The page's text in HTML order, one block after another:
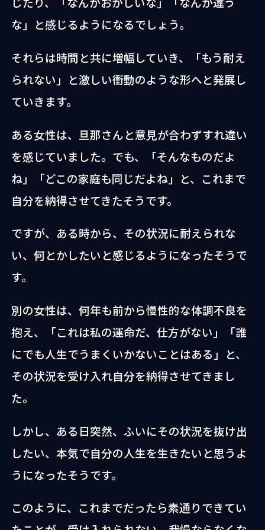
な」と感じるようになるでしょう。
それらは時間と共に増幅していき、「もう耐え
られない」と激しい衝動のような形へと発展し
ていきます。
ある女性は、旦那さんと意見が合わずすれ違い
を感じていました。でも、「そんなものだよ
ね」「どこの家庭も同じだよね」と、これまで
自分を納得させてきたそうです。
ですが、ある時から、その状況に耐えられな
い、何とかしたいと感じるようになったそうで
す。
別の女性は、何年も前から慢性的な体調不良を
抱え、「これは私の運命だ、仕方がない」「誰
にでも人生でうまくいかないことはある」と、
その状況を受け入れ自分を納得させてきまし
た。
しかし、ある日突然、ふいにその状況を抜け出
したい、本気で自分の人生を生きたいと思うよ
うになったそうです。
このように、これまでだったら素通りできてい